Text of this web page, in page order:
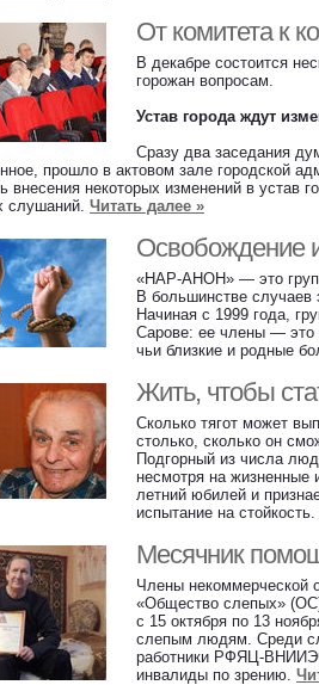
От комитета к
В декабре состоится
горожан вопросам.
Устав города ждут
Сразу два заседания
прошло в актовом зале городской
внесения некоторых изменений в устав
слушаний. Читать далее »
Освобождение
«НАР-АНОН» — это
В большинстве случаев
Начиная с 1999 года,
Сарове: ее члены — это
чьи близкие и родные
Жить, чтобы
Сколько тягот может
столько, сколько он
Подгорный из числа
несмотря на жизненные
летний юбилей и
испытание на стойкость.
Месячник
Члены некоммерческой
«Общество слепых»
с 15 октября по 13
слепым людям. Среди
работники РФЯЦ-
инвалиды по зрению.